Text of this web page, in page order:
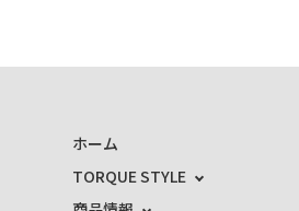
ホーム
TORQUE STYLE